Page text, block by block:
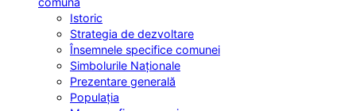
Istoric
Strategia de dezvoltare
Însemnele specifice comunei
Simbolurile Naționale
Prezentare generală
Populația